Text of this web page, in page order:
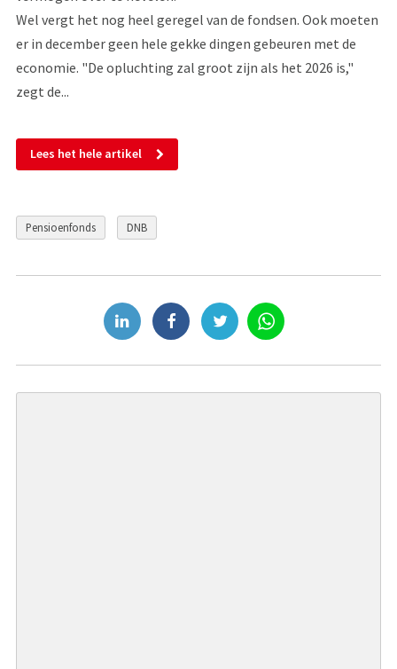
Wel vergt het nog heel geregel van de fondsen. Ook moeten
er in december geen hele gekke dingen gebeuren met de
economie. "De opluchting zal groot zijn als het 2026 is,"
zegt de...
Lees het hele artikel
Pensioenfonds DNB